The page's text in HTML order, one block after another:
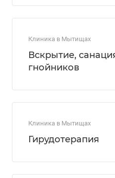
Клиника в Мытищах
Вскрытие,
гнойников
Клиника в Мытищах
Гирудотерапия